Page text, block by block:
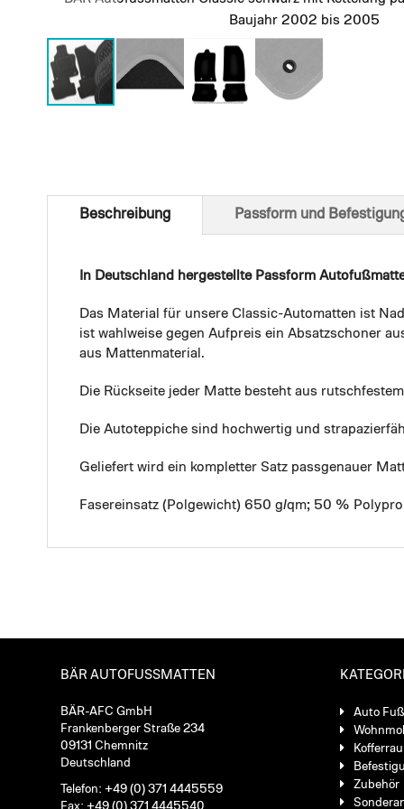
Baujahr 2002 bis 2005
of
Beschreibung
In Deutschland hergestellte Passform
Das Material für unsere Classic-Automatten ist
ist wahlweise gegen Aufpreis ein Absatzschoner
aus Mattenmaterial.
Die Rückseite jeder Matte besteht aus
Die Autoteppiche sind hochwertig und
Geliefert wird ein kompletter Satz passgenauer
Fasereinsatz (Polgewicht) 650 g/qm; 50 %
Passform und
BÄR AUTOFUSSMATTEN
BÄR-AFC GmbH
Frankenberger Straße 234
09131 Chemnitz
Deutschland
Telefon: +49 (0) 371 4445559
Fax: +49 (0) 371 4445540
Auto
Zubehör